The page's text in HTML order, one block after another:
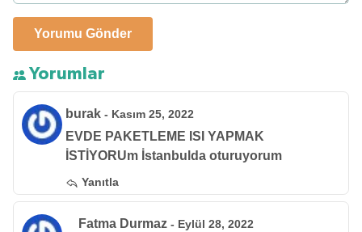
Yorumlar
burak - Kasım 25, 2022
EVDE PAKETLEME ISI YAPMAK
İSTİYORUm İstanbulda oturuyorum
Yanıtla
Fatma Durmaz - Eylül 28, 2022